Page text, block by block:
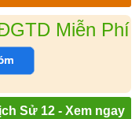
Miễn Phí
Sử 12 - Xem ngay